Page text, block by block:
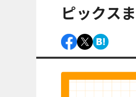
ピックス